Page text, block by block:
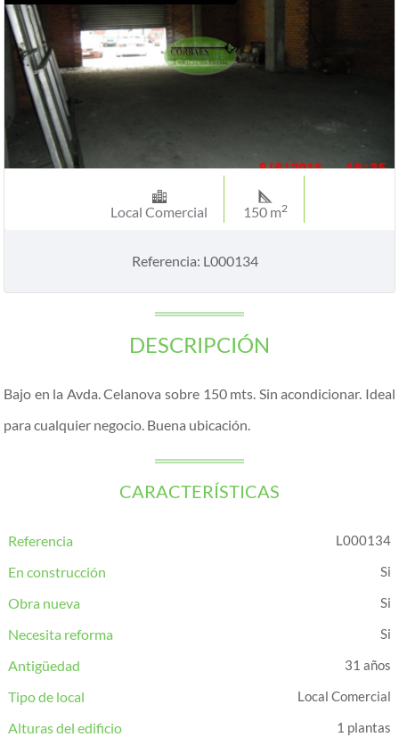
Local Comercial 150 m2
Referencia: L000134
DESCRIPCIÓN
Bajo en la Avda. Celanova sobre 150 mts. Sin acondicionar. Ideal
para cualquier negocio. Buena ubicación.
CARACTERÍSTICAS
Referencia L000134
En construcción
Obra nueva
Necesita reforma
Antigüedad
31 años
Tipo de local Local Comercial
Alturas del edificio 1 plantas